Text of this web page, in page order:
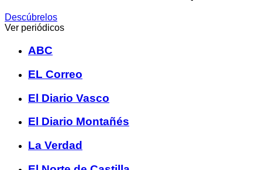
Descúbrelos
Ver periódicos
ABC
EL Correo
El Diario Vasco
El Diario Montañés
La Verdad